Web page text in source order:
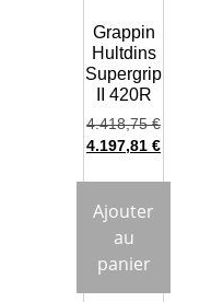
Grappin
Hultdins
Supergrip
II 420R
4.418,75€
4.197,81€
Ajouter
au
panier